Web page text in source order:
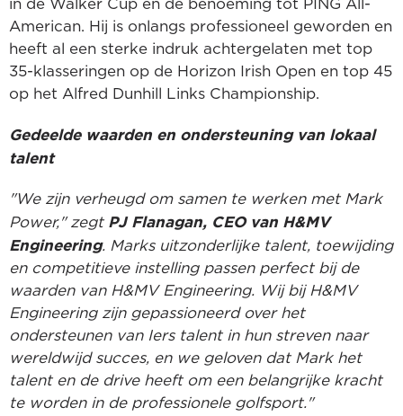
in de Walker Cup en de benoeming tot PING All-
American. Hij is onlangs professioneel geworden en
heeft al een sterke indruk achtergelaten met top
35-klasseringen op de Horizon Irish Open en top 45
op het Alfred Dunhill Links Championship.
Gedeelde waarden en ondersteuning van lokaal
talent
"We zijn verheugd om samen te werken met Mark
Power," zegt PJ Flanagan, CEO van H&MV
Engineering. Marks uitzonderlijke talent, toewijding
en competitieve instelling passen perfect bij de
waarden van H&MV Engineering. Wij bij H&MV
Engineering zijn gepassioneerd over het
ondersteunen van Iers talent in hun streven naar
wereldwijd succes, en we geloven dat Mark het
talent en de drive heeft om een belangrijke kracht
te worden in de professionele golfsport."